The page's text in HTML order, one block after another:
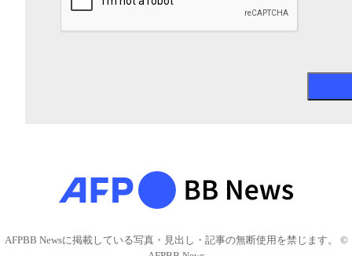
AFPBB Newsに掲載している写真・見出し・記事の無断使用を禁じます。 ©